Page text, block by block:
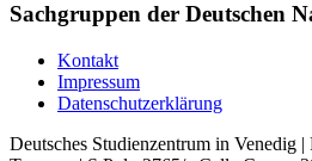
Sachgruppen der Deutschen
Kontakt
Impressum
Datenschutzerklärung
Deutsches Studienzentrum in Venedig